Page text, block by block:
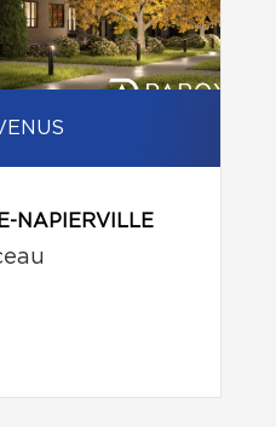
NAPIERVILLE